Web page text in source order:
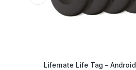
Lifemate Life Tag – Android